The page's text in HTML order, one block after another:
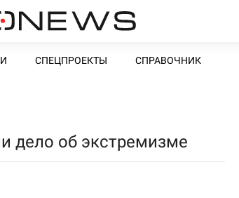
СПЕЦПРОЕКТЫ СПРАВОЧНИК
дело об экстремизме